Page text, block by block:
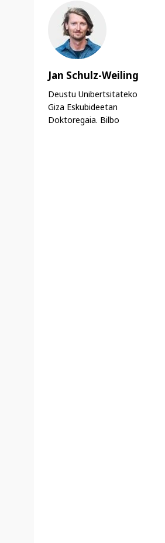
Jan Schulz-Weiling
Deustu Unibertsitateko
Giza Eskubideetan
Doktoregaia. Bilbo